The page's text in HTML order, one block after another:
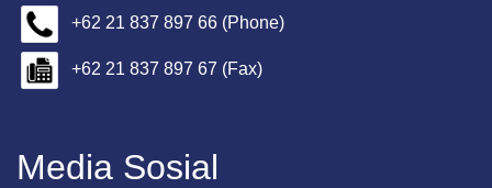
+62 21 837 897 66 (Phone)
+62 21 837 897 67 (Fax)
Media Sosial